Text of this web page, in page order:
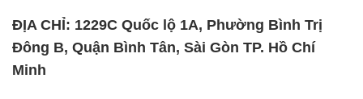
ĐỊA CHỈ: 1229C Quốc lộ 1A, Phường Bình Trị
Đông B, Quận Bình Tân, Sài Gòn TP. Hồ Chí
Minh